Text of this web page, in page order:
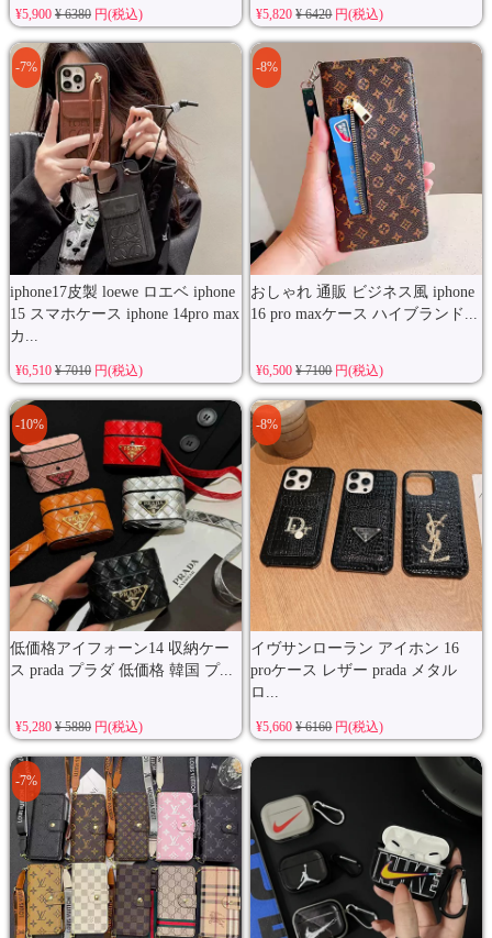
¥5,900 ¥ 6380円(税込) ¥5,820¥ 6420円(税込)
iphone17皮製 loewe ロエベ iphone
15 スマホケース iphone 14pro max
カ...
-7%
¥6,510 ¥ 7010円(税込)
おしゃれ 通販 ビジネス風 iphone
16 pro maxケース ハイブランド...
-8%
¥6,500¥ 7100円(税込)
低価格アイフォーン14 収納ケー
ス prada プラダ 低価格 韓国 プ...
-10%
¥5,280 ¥ 5880円(税込)
イヴサンローラン アイホン 16
proケース レザー prada メタル
ロ...
-8%
¥5,660¥ 6160円(税込)
-7%